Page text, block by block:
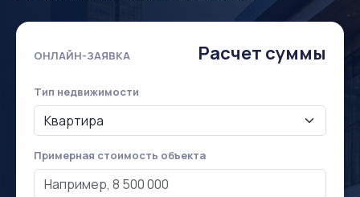
ОНЛАЙН-ЗАЯВКА Расчет суммы
Тип недвижимости
Примерная стоимость объекта